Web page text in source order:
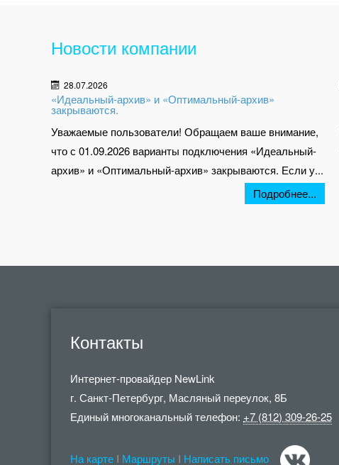
Новости компании
28.07.2026
«Идеальный-архив» и «Оптимальный-архив»
закрываются.
Уважаемые пользователи! Обращаем ваше внимание,
что с 01.09.2026 варианты подключения «Идеальный-
архив» и «Оптимальный-архив» закрываются. Если у...
Подробнее...
Контакты
Интернет-провайдер NewLink
г. Санкт-Петербург, Масляный переулок, 8Б
Единый многоканальный телефон: +7 (812) 309-26-25
На карте I Маршруты I Написать письмо